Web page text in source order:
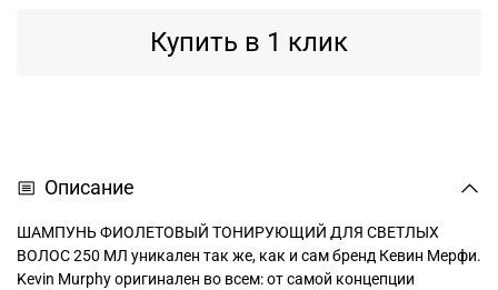
Купить в 1 клик
Описание
ШАМПУНЬ ФИОЛЕТОВЫЙ ТОНИРУЮЩИЙ ДЛЯ СВЕТЛЫХ
ВОЛОС 250 МЛ уникален так же, как и сам бренд Кевин Мерфи.
Kevin Murphy оригинален во всем: от самой концепции